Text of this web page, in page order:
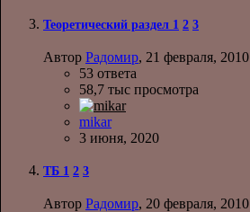
Теоретический раздел 1 2 3
Автор Радомир, 21 февраля, 2010
53 ответа
58,7 тыс просмотра
mikar
3 июня, 2020
ТБ 1 2 3
Автор Радомир, 20 февраля, 2010